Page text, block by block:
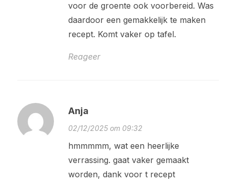
voor de groente ook voorbereid. Was
daardoor een gemakkelijk te maken
recept. Komt vaker op tafel.
Reageer
Anja
02/12/2025 om 09:32
hmmmmm, wat een heerlijke
verrassing. gaat vaker gemaakt
worden, dank voor t recept